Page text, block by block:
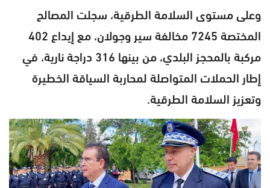
وعلى مستوى السلامة الطرقية، سجلت المصالح
المختصة 7245 مخالفة سير وجولان، مع إيداع 402
مركبة بالمحجز البلدي، من بينها 316 دراجة نارية، في
إطار الحملات المتواصلة لمحاربة السياقة الخطيرة
وتعزيز السلامة الطرقية.